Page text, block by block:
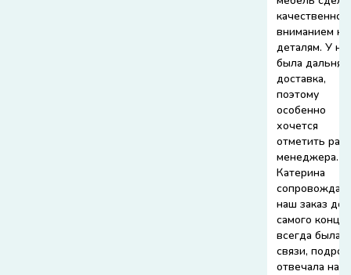
качественно
вниманием к
деталям. У
была дальняя
доставка,
поэтому
особенно
хочется
отметить
менеджера.
Катерина
наш заказ до
самого конца,
всегда была
связи,
отвечала на